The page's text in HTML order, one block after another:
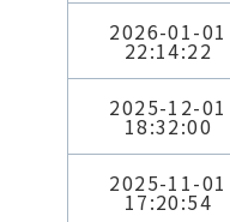
2026-01-01
22:14:22
2025-12-01
18:32:00
2025-11-01
17:20:54